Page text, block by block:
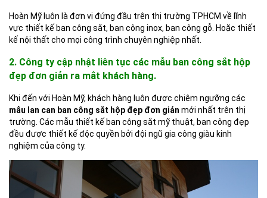
Hoàn Mỹ luôn là đơn vị đứng đầu trên thị trường TPHCM về lĩnh
vực thiết kế ban công sắt, ban công inox, ban công gỗ. Hoặc thiết
kế nội thất cho mọi công trình chuyên nghiệp nhất.
2. Công ty cập nhật liên tục các mẫu ban công sắt hộp
đẹp đơn giản ra mắt khách hàng.
Khi đến với Hoàn Mỹ, khách hàng luôn được chiêm ngưỡng các
mẫu lan can ban công sắt hộp đẹp đơn giản mới nhất trên thị
trường. Các mẫu thiết kế ban công sắt mỹ thuật, ban công đẹp
đều được thiết kế độc quyền bởi đội ngũ gia công giàu kinh
nghiệm của công ty.